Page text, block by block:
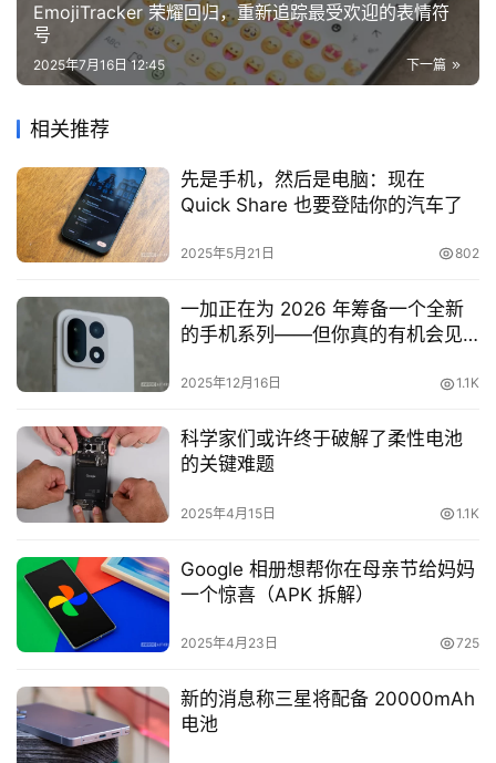
EmojiTracker 荣耀回归，重新追踪最受欢迎的表情符
号
下一篇
2025年7月16日 12:45
相关推荐
先是手机，然后是电脑：现在
Quick Share 也要登陆你的汽车了
2025年5月21日 802
一加正在为 2026 年筹备一个全新
的手机系列——但你真的有机会见
2025年12月16日 1.1K
科学家们或许终于破解了柔性电池
的关键难题
2025年4月15日 1.1K
Google 相册想帮你在母亲节给妈妈
一个惊喜（APK 拆解）
2025年4月23日 725
新的消息称三星将配备 20000mAh
电池